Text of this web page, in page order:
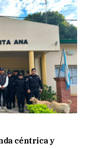
céntrica y